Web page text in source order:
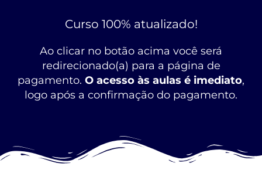
Curso 100% atualizado!
Ao clicar no botão acima você será
redirecionado(a) para a página de
pagamento. O acesso às aulas é imediato,
logo após a confirmação do pagamento.